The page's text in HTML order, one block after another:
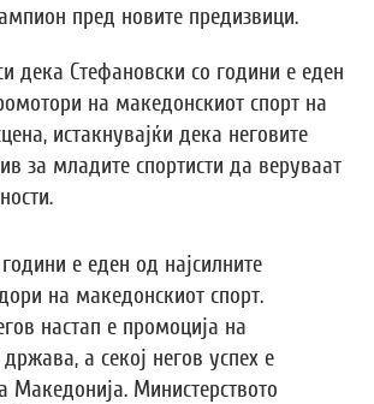
пред новите предизвици.
дека Стефановски со години е еден
на македонскиот спорт на
истакнувајќи дека неговите
за младите спортисти да веруваат
е еден од најсилните
на македонскиот спорт.
настап е промоција на
а секој негов успех е
Македонија. Министерството